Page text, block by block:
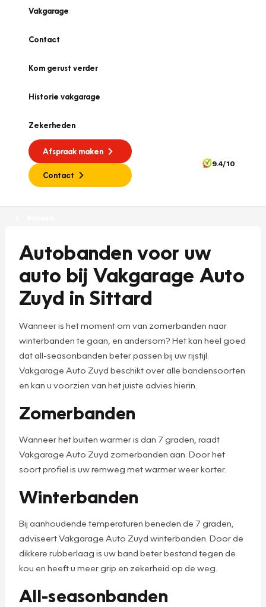
Vakgarage
Contact
Kom gerust verder
Historie vakgarage
Zekerheden
Afspraak maken
Contact
9.4/10
Autobanden voor uw
auto bij Vakgarage Auto
Zuyd in Sittard
Wanneer is het moment om van zomerbanden naar
winterbanden te gaan, en andersom? Het kan heel goed
dat all-seasonbanden beter passen bij uw rijstijl.
Vakgarage Auto Zuyd beschikt over alle bandensoorten
en kan u voorzien van het juiste advies hierin.
Zomerbanden
Wanneer het buiten warmer is dan 7 graden, raadt
Vakgarage Auto Zuyd zomerbanden aan. Door het
soort profiel is uw remweg met warmer weer korter.
Winterbanden
Bij aanhoudende temperaturen beneden de 7 graden,
adviseert Vakgarage Auto Zuyd winterbanden. Door de
dikkere rubberlaag is uw band beter bestand tegen de
kou en heeft u meer grip en zekerheid op de weg.
All-seasonbanden